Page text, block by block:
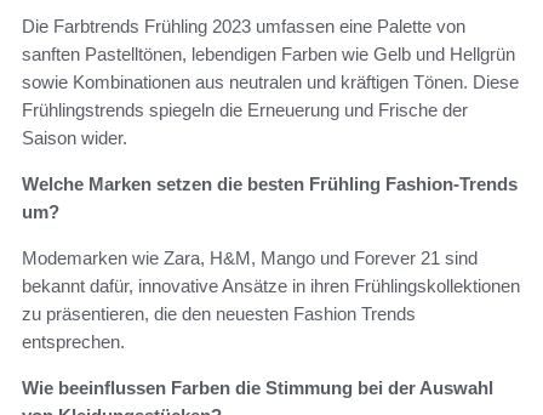
Die Farbtrends Frühling 2023 umfassen eine Palette von
sanften Pastelltönen, lebendigen Farben wie Gelb und Hellgrün
sowie Kombinationen aus neutralen und kräftigen Tönen. Diese
Frühlingstrends spiegeln die Erneuerung und Frische der
Saison wider.
Welche Marken setzen die besten Frühling Fashion-Trends
um?
Modemarken wie Zara, H&M, Mango und Forever 21 sind
bekannt dafür, innovative Ansätze in ihren Frühlingskollektionen
zu präsentieren, die den neuesten Fashion Trends
entsprechen.
Wie beeinflussen Farben die Stimmung bei der Auswahl